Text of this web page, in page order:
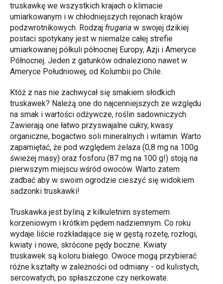
truskawkę we wszystkich krajach o klimacie
umiarkowanym i w chłodniejszych rejonach krajów
podzwrotnikowych. Rodzaj frugaria w swojej dzikiej
postaci spotykany jest w niemalże całej strefie
umiarkowanej półkuli północnej Europy, Azji i Ameryce
Północnej. Jeden z gatunków odnaleziono nawet w
Ameryce Południowej, od Kolumbii po Chile.
Któż z nas nie zachwycał się smakiem słodkich
truskawek? Należą one do najcenniejszych ze względu
na smak i wartości odżywcze, roślin sadowniczych.
Zawierają one łatwo przyswajalne cukry, kwasy
organiczne, bogactwo soli mineralnych i witamin. Warto
zapamiętać, że pod względem żelaza (0,8 mg na 100g
świeżej masy) oraz fosforu (87 mg na 100 g!) stoją na
pierwszym miejscu wśród owoców. Warto zatem
zadbać aby w swoim ogrodzie cieszyć się widokiem
sadzonki truskawki!
Truskawka jest byliną z kilkuletnim systemem
korzeniowym i krótkim pędem nadziemnym. Co roku
wydaje liście rozkładające się w gęstą rozetę, rozłogi,
kwiaty i nowe, skrócone pędy boczne. Kwiaty
truskawek są koloru białego. Owoce mogą przybierać
różne kształty w zależności od odmiany - od kulistych,
sercowatych, po spłaszczone czy nerkowate.